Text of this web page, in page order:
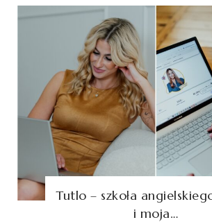
Tutlo – szkoła
i moja…